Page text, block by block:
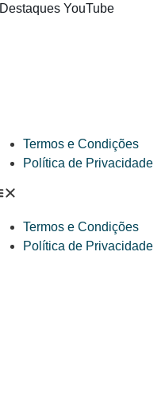
Destaques YouTube
Termos e Condições
Política de Privacidade
Termos e Condições
Política de Privacidade